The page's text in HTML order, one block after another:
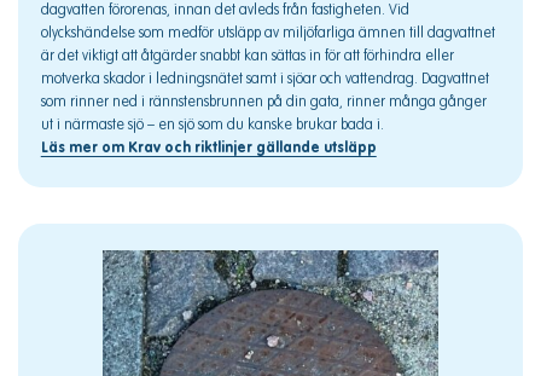
dagvatten förorenas, innan det avleds från fastigheten. Vid
olyckshändelse som medför utsläpp av miljöfarliga ämnen till dagvattnet
är det viktigt att åtgärder snabbt kan sättas in för att förhindra eller
motverka skador i ledningsnätet samt i sjöar och vattendrag. Dagvattnet
som rinner ned i rännstensbrunnen på din gata, rinner många gånger
ut i närmaste sjö – en sjö som du kanske brukar bada i.
Läs mer om Krav och riktlinjer gällande utsläpp